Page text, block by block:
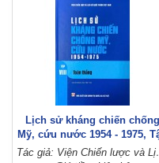
Lịch sử kháng chiến chống
Mỹ, cứu nước 1954 - 1975,
VIII: Toàn thắng (Xuất bản lần
Tác giả: